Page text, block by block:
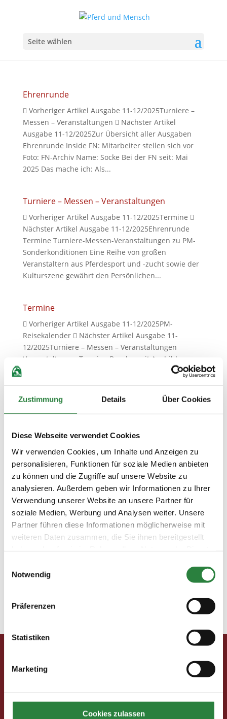
Zustimmung Details Über Cookies
Diese Webseite verwendet Cookies
Wir verwenden Cookies, um Inhalte und Anzeigen zu
personalisieren, Funktionen für soziale Medien anbieten
zu können und die Zugriffe auf unsere Website zu
analysieren. Außerdem geben wir Informationen zu Ihrer
Verwendung unserer Website an unsere Partner für
soziale Medien, Werbung und Analysen weiter. Unsere
Partner führen diese Informationen möglicherweise mit
weiteren Daten zusammen, die Sie ihnen bereitgestellt
Notwendig
Präferenzen
Statistiken
Marketing
Cookies zulassen
Seite wählen
Ehrenrunde
 Vorheriger Artikel Ausgabe 11-12/2025Turniere –
Messen – Veranstaltungen  Nächster Artikel
Ausgabe 11-12/2025Zur Übersicht aller Ausgaben
Ehrenrunde Inside FN: Mitarbeiter stellen sich vor
Foto: FN-Archiv Name: Socke Bei der FN seit: Mai
2025 Das mache ich: Als...
Turniere – Messen – Veranstaltungen
 Vorheriger Artikel Ausgabe 11-12/2025Termine 
Nächster Artikel Ausgabe 11-12/2025Ehrenrunde
Termine Turniere-Messen-Veranstaltungen zu PM-
Sonderkonditionen Eine Reihe von großen
Veranstaltern aus Pferdesport und -zucht sowie der
Kulturszene gewährt den Persönlichen...
Termine
 Vorheriger Artikel Ausgabe 11-12/2025PM-
Reisekalender  Nächster Artikel Ausgabe 11-
12/2025Turniere – Messen – Veranstaltungen
VeranstaltungenTermine Bundesweit Ausbilder-
Online-Seminar Haftung und Versicherung für
PM-Reisekalender
11-12/2025Termine Auszug aus dem Programm von
FNticket&travel:PM-Reisekalender 4. bis 6. Dezember
2025 Pferde im Advent Auf den Spuren hochklassiger
Pferde geht...
Yoga, Reiten und die Magie der Heide
 Vorheriger Artikel Ausgabe 11-12/2025Kohorst
vom 28. bis 31. Mai Yoga, Reiten und die Magie der
Heide Erholung pur: Ein Ausritt durch traumhafte
Redaktion